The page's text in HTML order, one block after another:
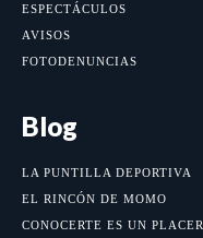
ESPECTÁCULOS
AVISOS
FOTODENUNCIAS
Blog
LA PUNTILLA DEPORTIVA
EL RINCÓN DE MOMO
CONOCERTE ES UN PLACER